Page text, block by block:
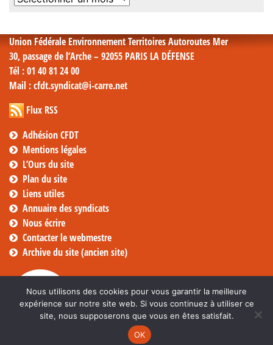
Union Fédérale Environnement Territoires Autoroutes Mer
30, passage de l’Arche – 92055 PARIS LA DÉFENSE
Tél : 01 40 81 24 00
Mail : cfdt.syndicat@i-carre.net
Flux RSS
Adhésion CFDT
Mentions légales
L’Ours du site
Plan du site
Liens utiles
Annuaire des syndicats
Nous écrire
Contacter le webmestre
Archive du site (ancien site)
Nous utilisons des cookies pour vous garantir la meilleure
expérience sur notre site web. Si vous continuez à utiliser ce
site, nous supposerons que vous en êtes satisfait.
OK